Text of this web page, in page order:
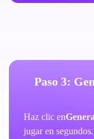
Paso 3:
Haz clic en
jugar en